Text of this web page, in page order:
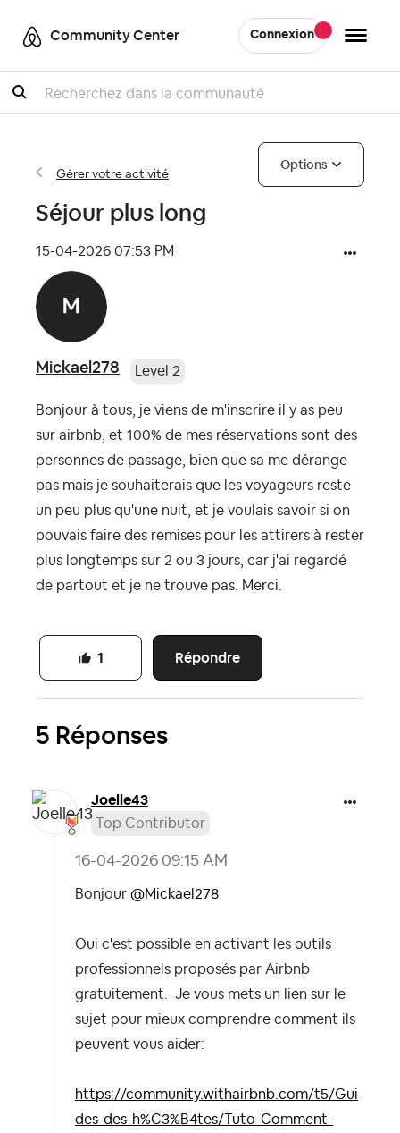
Community Center Connexion
Recherche
Gérer votre activité
Options
Séjour plus long
‎15-04-2026 07:53 PM
Mickael278 Level 2
Bonjour à tous, je viens de m'inscrire il y as peu
sur airbnb, et 100% de mes réservations sont des
personnes de passage, bien que sa me dérange
pas mais je souhaiterais que les voyageurs reste
un peu plus qu'une nuit, et je voulais savoir si on
pouvais faire des remises pour les attirers à rester
plus longtemps sur 2 ou 3 jours, car j'ai regardé
de partout et je ne trouve pas. Merci.
Répondre
1
5 Réponses
Joelle43
Top Contributor
‎16-04-2026 09:15 AM
Bonjour @Mickael278
Oui c'est possible en activant les outils
professionnels proposés par Airbnb
gratuitement. Je vous mets un lien sur le
sujet pour mieux comprendre comment ils
peuvent vous aider:
https://community.withairbnb.com/t5/Gui
des-des-h%C3%B4tes/Tuto-Comment-